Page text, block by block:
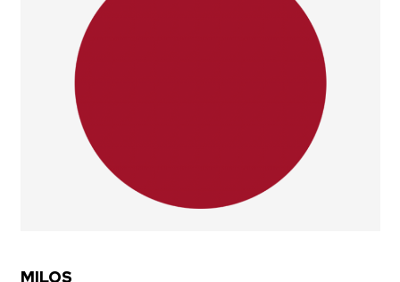
MILOS